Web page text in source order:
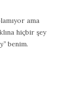
ama
hiçbir şey
benim.